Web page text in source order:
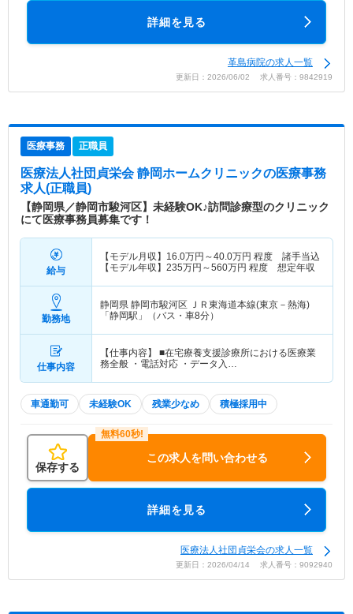
詳細を見る
革島病院の求人一覧
更新日：2026/06/02 求人番号：9842919
医療事務 正職員
医療法人社団貞栄会 静岡ホームクリニックの医療事務
求人(正職員)
【静岡県／静岡市駿河区】未経験OK♪訪問診療型のクリニック
にて医療事務員募集です！
給与
【モデル月収】 16.0万円～40.0万円 程度 諸手当込
【モデル年収】 235万円～560万円 程度 想定年収
勤務地
静岡県 静岡市駿河区 ＪＲ東海道本線(東京－熱海)
「静岡駅」（バス・車8分）
仕事内容
【仕事内容】 ■在宅療養支援診療所における医療業
務全般 ・電話対応 ・データ入…
車通勤可 未経験OK 残業少なめ 積極採用中
保存する
この求人を問い合わせる
詳細を見る
医療法人社団貞栄会の求人一覧
更新日：2026/04/14 求人番号：9092940